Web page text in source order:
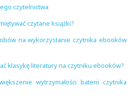
czytelnictwa
czytane książki?
na wykorzystanie czytnika ebooków
klasykę literatury na czytniku ebooków?
wytrzymałości baterii czytnika